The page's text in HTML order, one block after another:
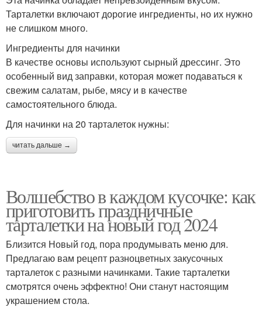
Тарталетки включают дорогие ингредиенты, но их нужно
не слишком много.
Ингредиенты для начинки
В качестве основы используют сырный дрессинг. Это
особенный вид заправки, которая может подаваться к
свежим салатам, рыбе, мясу и в качестве
самостоятельного блюда.
Для начинки на 20 тарталеток нужны:
читать дальше →
Волшебство в каждом кусочке: как
приготовить праздничные
тарталетки на новый год 2024
Близится Новый год, пора продумывать меню для.
Предлагаю вам рецепт разноцветных закусочных
тарталеток с разными начинками. Такие тарталетки
смотрятся очень эффектно! Они станут настоящим
украшением стола.